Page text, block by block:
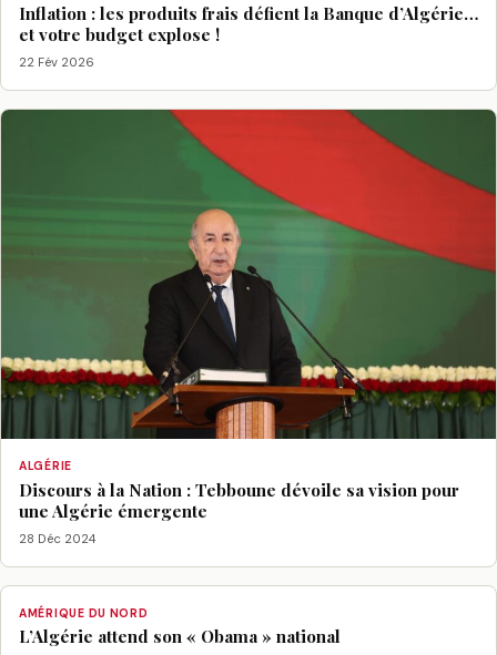
Inflation : les produits frais défient la Banque d’Algérie…
et votre budget explose !
22 Fév 2026
ALGÉRIE
Discours à la Nation : Tebboune dévoile sa vision pour
une Algérie émergente
28 Déc 2024
AMÉRIQUE DU NORD
L’Algérie attend son « Obama » national